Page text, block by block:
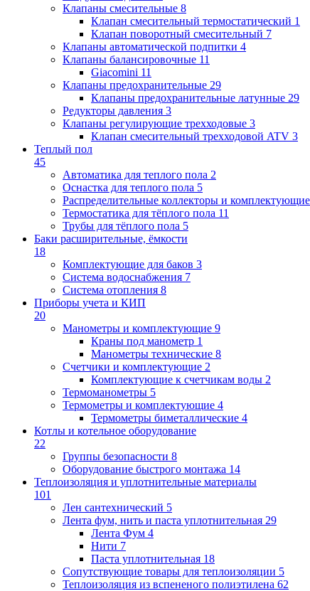
Клапаны cмесительные 8
Клапан cмесительный термостатический 1
Клапан поворотный cмесительный 7
Клапаны автоматической подпитки 4
Клапаны балансировочные 11
Giacomini 11
Клапаны предохранительные 29
Клапаны предохранительные латунные 29
Редукторы давления 3
Клапаны регулирующие трехходовые 3
Клапан смесительный трехходовой ATV 3
Теплый пол
45
Автоматика для теплого пола 2
Оснастка для теплого пола 5
Распределительные коллекторы и
Термостатика для тёплого пола 11
Трубы для тёплого пола 5
Баки расширительные, ёмкости
18
Комплектующие для баков 3
Система водоснабжения 7
Система отопления 8
Приборы учета и КИП
20
Манометры и комплектующие 9
Краны под манометр 1
Манометры технические 8
Счетчики и комплектующие 2
Комплектующие к счетчикам воды 2
Термоманометры 5
Термометры и комплектующие 4
Термометры биметаллические 4
Котлы и котельное оборудование
22
Группы безопасности 8
Оборудование быстрого монтажа 14
Теплоизоляция и уплотнительные материалы
101
Лен сантехнический 5
Лента фум, нить и паста уплотнительная 29
Лента Фум 4
Нити 7
Паста уплотнительная 18
Сопутствующие товары для теплоизоляции 5
Теплоизоляция из вспененого полиэтилена 62